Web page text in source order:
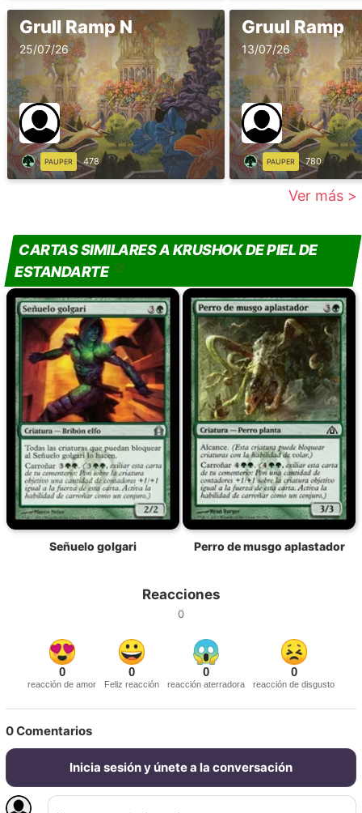
Grull Ramp N
25/07/26
PAUPER 478
Gruul Ramp
13/07/26
PAUPER 780
Ver más >
CARTAS SIMILARES A KRUSHOK DE PIEL DE
ESTANDARTE
Señuelo golgari Perro de musgo aplastador
Reacciones
0
0
reacción de amor
0
Feliz reacción
0
reacción aterradora
0
reacción de disgusto
0Comentarios
Inicia sesión y únete a la conversación